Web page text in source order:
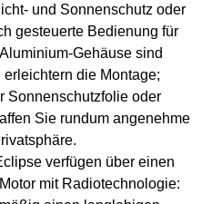
und Sonnenschutz oder
gesteuerte Bedienung für
Gehäuse sind
die Montage;
Sonnenschutzfolie oder
Sie rundum angenehme
verfügen über einen
mit Radiotechnologie: